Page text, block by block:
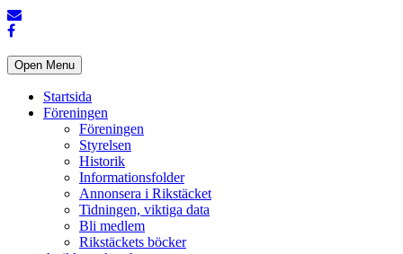
Open Menu
Startsida
Föreningen
Föreningen
Styrelsen
Historik
Informationsfolder
Annonsera i Rikstäcket
Tidningen, viktiga data
Bli medlem
Rikstäckets böcker